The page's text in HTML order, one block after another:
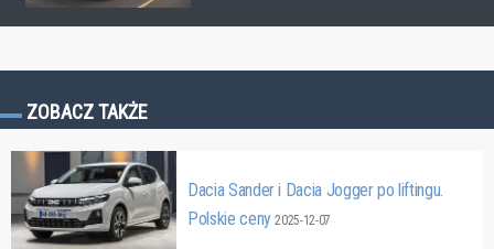
ZOBACZ TAKŻE
Dacia Sander i Dacia Jogger po liftingu.
Polskie ceny2025-12-07